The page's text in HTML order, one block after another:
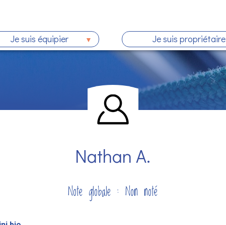
Je suis équipier Je suis propriétaire
Nathan A.
Note globale : Non noté